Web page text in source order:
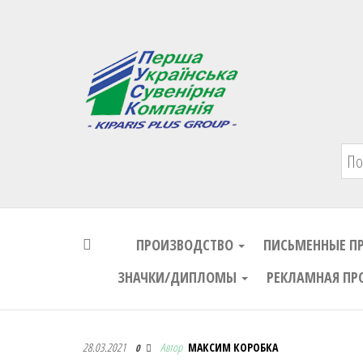
Первая Украинская Сувенирная
ПРОИЗВОДСТВО ПИСЬМЕННЫЕ
ЗНАЧКИ/ДИПЛОМЫ
РЕКЛАМНАЯ
Первая Украинская Сувенирная
28.03.2021 0 Автор МАКСИМ КОРОБКА